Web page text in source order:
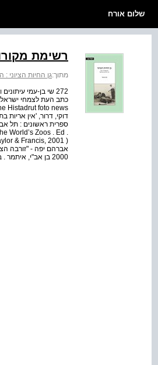
שלום אורח
רשימת
מתוך:גן החיות הציוני
272 שי בן-עמי
World’s Zoos . Ed .
2000 בן אב"י, איתמר . בביתו של סר דוד עזרא . ירושלים : הועדה הציבורי להוצאת כתבי איתמ...